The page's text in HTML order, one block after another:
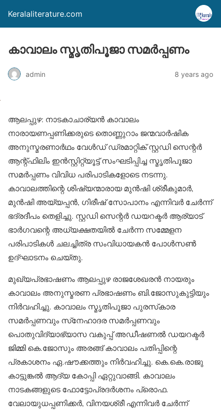
Keralaliterature.com
കാവാലം സ്മൃതിപൂജാ സമര്‍പ്പണം
admin 8 years ago
ആലപ്പുഴ: നാടകാചാര്യന്‍ കാവാലം
നാരായണപ്പണിക്കരുടെ തൊണ്ണുറാം ജന്മവാര്‍ഷിക
അനുസ്മരണാര്‍ഥം വേള്‍ഡ് ഡ്രമാറ്റിക് സ്റ്റഡി സെന്റര്‍
ആന്റ്ഫിലിം ഇന്‍സ്റ്റിറ്റ്യൂട്ട് സംഘടിപ്പിച്ച സ്മൃതിപൂജാ
സമര്‍പ്പണം വിവിധ പരിപാടികളോടെ നടന്നു.
കാവാലത്തിന്റെ ശിഷ്യന്മാരായ മുന്‍ഷി ശ്രീകുമാര്‍,
മുന്‍ഷി അയ്യപ്പന്‍, ഗിരീഷ് സോപാനം എന്നിവര്‍ ചേര്‍ന്ന്
ഭദ്രദീപം തെളിച്ചു. സ്റ്റഡി സെന്റര്‍ ഡയറക്ടര്‍ ആര്യാട്
ഭാര്‍ഗവന്റെ അധ്യക്ഷതയില്‍ ചേര്‍ന്ന സമ്മേളന
പരിപാടികള്‍ ചലച്ചിത്ര സംവിധായകന്‍ പോള്‍സണ്‍
ഉദ്ഘാടനം ചെയ്തു.
മുഖ്യപ്രഭാഷണം ആലപ്പുഴ രാജശേഖരന്‍ നായരും
കാവാലം അനുസ്മരണ പ്രഭാഷണം ബി.ജോസുകുട്ടിയും
നിര്‍വഹിച്ചു. കാവാലം സ്മൃതിപൂജാ പുരസ്‌കാര
സമര്‍പ്പണവും സ്‌നേഹാദര സമര്‍പ്പണവും
പൊതുവിദ്യാഭ്യാസ വകുപ്പ് അഡീഷണല്‍ ഡയറക്ടര്‍
ജിമ്മി കെ.ജോസും അരങ്ങ് കാവാലം പതിപ്പിന്റെ
പ്രകാശനം ഏ.ഷൗക്കത്തും നിര്‍വഹിച്ചു. കെ.കെ.രാജു
കാട്ടുങ്കല്‍ ആദ്യ കോപ്പി ഏറ്റുവാങ്ങി. കാവാലം
നാടകങ്ങളുടെ ഫോട്ടോപ്രദര്‍ശനം പ്രൊഫ.
വേലായുധപ്പണിക്കര്‍, വിനയശ്രീ എന്നിവര്‍ ചേര്‍ന്ന്